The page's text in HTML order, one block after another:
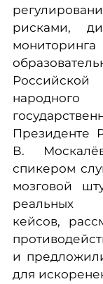
рисками,
Президенте
В.
спикером
мозговой
реальных
кейсов,
и
для